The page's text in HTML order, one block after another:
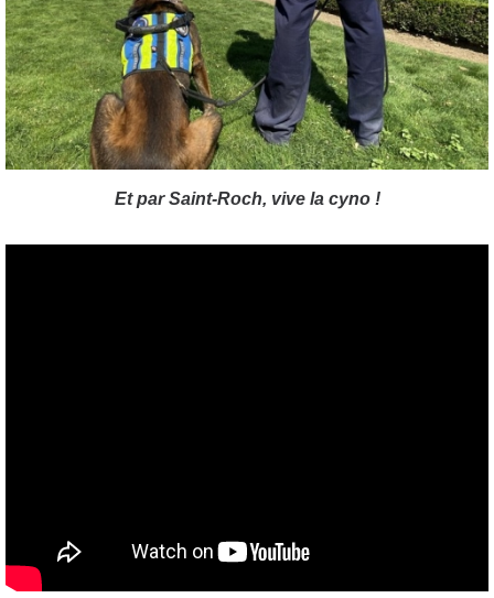
Et par Saint-Roch, vive la cyno !